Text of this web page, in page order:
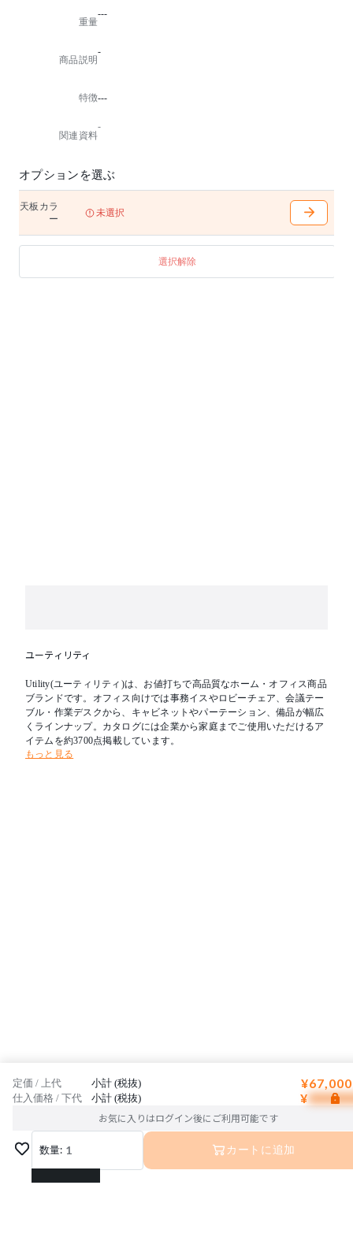
重量
---
商品説明
-
特徴---
関連資料
-
オプションを選ぶ
天板カラ
ー
未選択
選択解除
ユーティリティ
Utility(ユーティリティ)は、お値打ちで高品質なホーム・オフィス商品
ブランドです。オフィス向けでは事務イスやロビーチェア、会議テー
ブル・作業デスクから、キャビネットやパーテーション、備品が幅広
くラインナップ。カタログには企業から家庭までご使用いただけるア
イテムを約3700点掲載しています。
もっと見る
定価 / 上代 小計 (税抜)
仕入価格 / 下代 小計 (税抜) ¥
お気に入りはログイン後にご利用可能です
数量: 1
1
カートに追加